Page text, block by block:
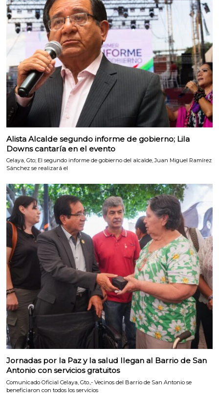
Alista Alcalde segundo informe de gobierno; Lila
Downs cantaría en el evento
Celaya, Gto; El segundo informe de gobierno del alcalde, Juan Miguel Ramírez
Sánchez se realizará el
Jornadas por la Paz y la salud llegan al Barrio de San
Antonio con servicios gratuitos
Comunicado Oficial Celaya, Gto.,- Vecinos del Barrio de San Antonio se
beneficiaron con todos los servicios